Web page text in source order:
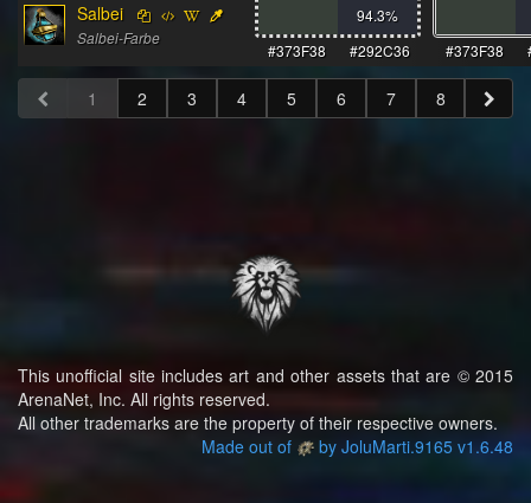
Salbei
Salbei-Farbe
94.3%
#373F38
#292C36 #373F38
1 2 3 4 5 6 7 8
This unofficial site includes art and other assets that are © 2015
ArenaNet, Inc. All rights reserved.
All other trademarks are the property of their respective owners.
Made out of
by JoluMarti.9165 v1.6.48